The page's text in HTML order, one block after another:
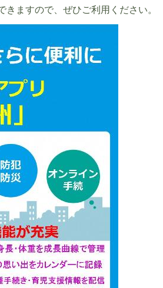
ますので、ぜひご利用ください。